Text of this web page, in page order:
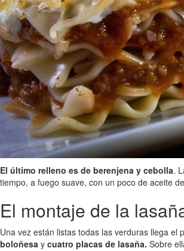
El último relleno es de berenjena y cebolla.
tiempo, a fuego suave, con un poco de aceite
El montaje de la
Una vez están listas todas las verduras llega
boloñesa y cuatro placas de lasaña. Sobre